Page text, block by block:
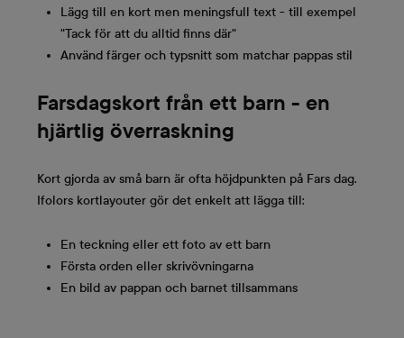
Lägg till en kort men meningsfull text - till exempel
"Tack för att du alltid finns där"
Använd färger och typsnitt som matchar pappas stil
Farsdagskort från ett barn - en
hjärtlig överraskning
Kort gjorda av små barn är ofta höjdpunkten på Fars dag.
Ifolors kortlayouter gör det enkelt att lägga till:
En teckning eller ett foto av ett barn
Första orden eller skrivövningarna
En bild av pappan och barnet tillsammans